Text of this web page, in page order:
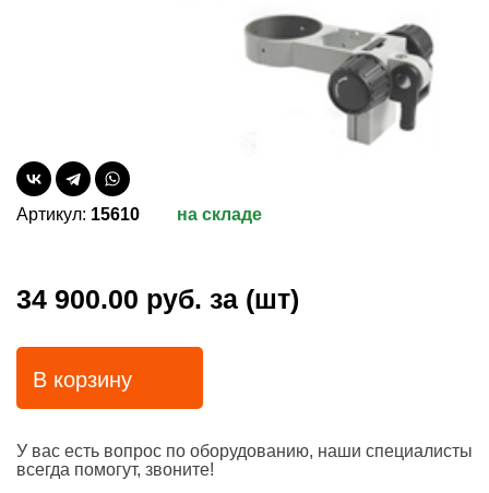
Артикул: 15610 на складе
34 900.00 руб. за (шт)
В корзину
У вас есть вопрос по оборудованию, наши специалисты
всегда помогут, звоните!